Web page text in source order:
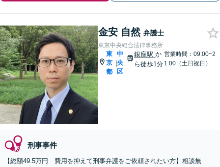
金安 自然 弁護士
東京中央総合法律事務所
東
京
都
|
中
央
区
銀座駅か
ら徒歩1分
営業時間：09:00~2
1:00（土日祝日）
刑事事件
【総額49.5万円 費用を抑えて刑事弁護をご依頼されたい方】相談無